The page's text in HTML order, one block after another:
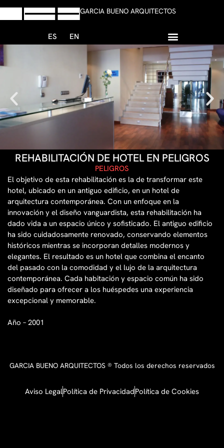
GARCIA BUENO ARQUITECTOS
ES EN
REHABILITACIÓN DE HOTEL EN PELIGROS
PELIGROS
El objetivo de esta rehabilitación es la de transformar este
hotel, ubicado en un antiguo edificio, en un hotel de
arquitectura contemporánea. Con un enfoque en la
innovación y el diseño vanguardista, esta rehabilitación ha
dado vida a un espacio único y sofisticado. El antiguo edificio
ha sido cuidadosamente renovado, conservando elementos
históricos mientras se incorporan detalles modernos y
elegantes. El resultado es un hotel que combina el encanto
del pasado con la comodidad y el lujo de la arquitectura
contemporánea. Cada habitación y espacio común ha sido
diseñado para ofrecer a los huéspedes una experiencia
excepcional y memorable.
Año – 2001
GARCIA BUENO ARQUITECTOS ® Todos los derechos reservados
Aviso LegalPolítica de PrivacidadPolítica de Cookies